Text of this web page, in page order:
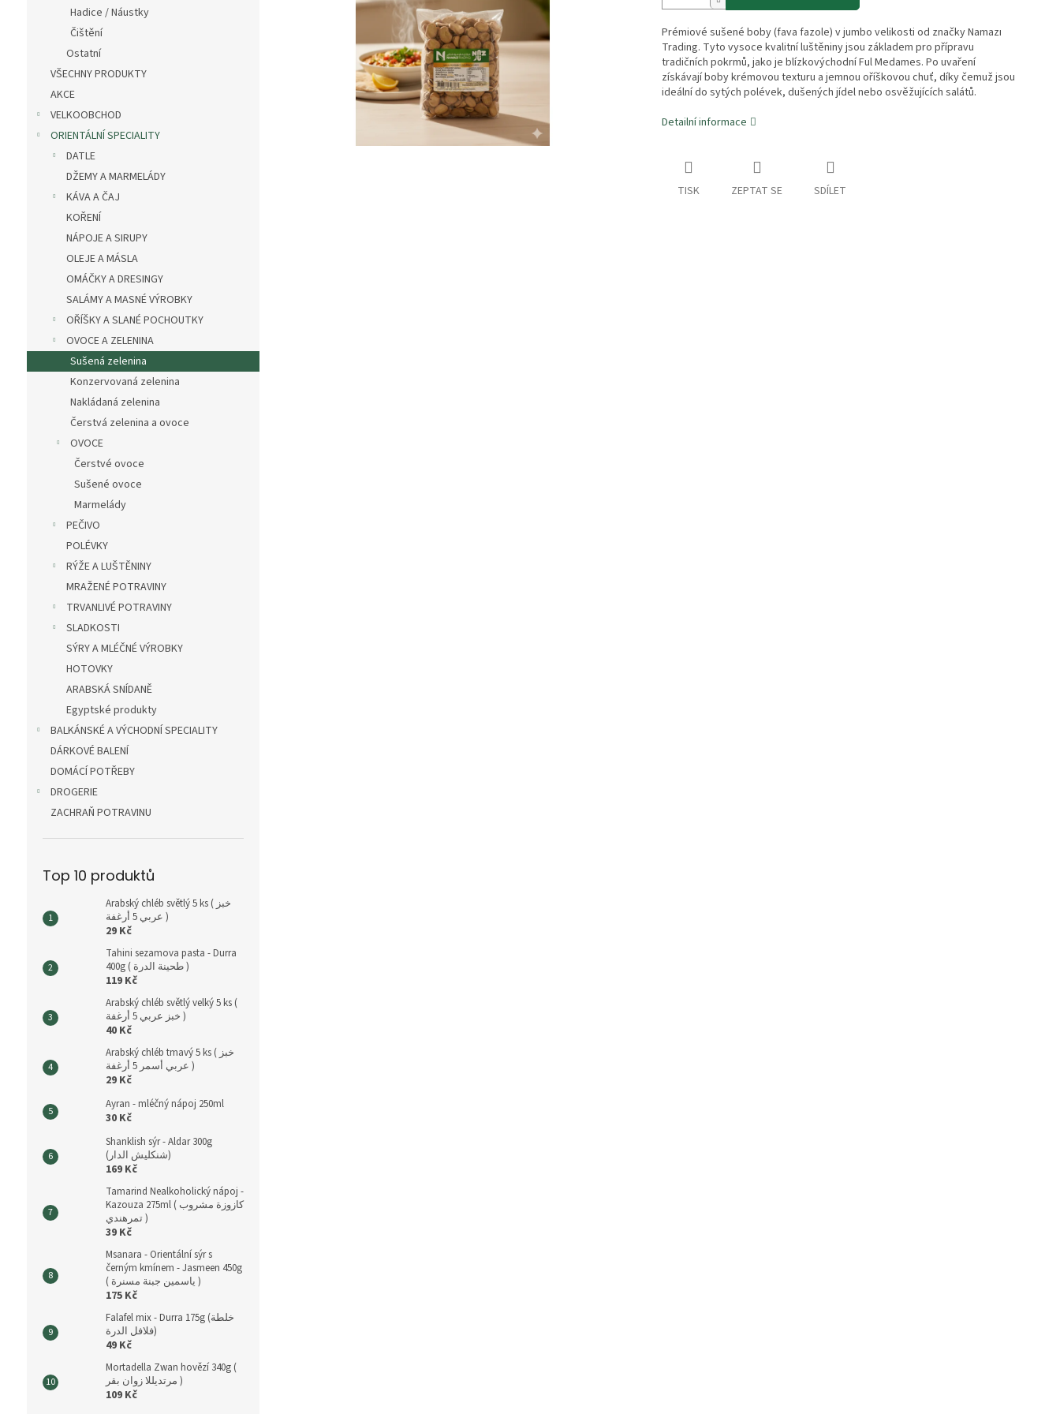
Hadice / Náustky
Čištění
Ostatní
VŠECHNY PRODUKTY
AKCE
VELKOOBCHOD
ORIENTÁLNÍ SPECIALITY
DATLE
DŽEMY A MARMELÁDY
KÁVA A ČAJ
KOŘENÍ
NÁPOJE A SIRUPY
OLEJE A MÁSLA
OMÁČKY A DRESINGY
SALÁMY A MASNÉ VÝROBKY
OŘÍŠKY A SLANÉ POCHOUTKY
OVOCE A ZELENINA
Sušená zelenina
Konzervovaná zelenina
Nakládaná zelenina
Čerstvá zelenina a ovoce
OVOCE
Čerstvé ovoce
Sušené ovoce
Marmelády
PEČIVO
POLÉVKY
RÝŽE A LUŠTĚNINY
MRAŽENÉ POTRAVINY
TRVANLIVÉ POTRAVINY
SLADKOSTI
SÝRY A MLÉČNÉ VÝROBKY
HOTOVKY
ARABSKÁ SNÍDANĚ
Egyptské produkty
BALKÁNSKÉ A VÝCHODNÍ SPECIALITY
DÁRKOVÉ BALENÍ
DOMÁCÍ POTŘEBY
DROGERIE
ZACHRAŇ POTRAVINU
Top 10 produktů
Arabský chléb světlý 5 ks ( خبز
عربي 5 أرغفة )
29 Kč
Tahini sezamova pasta - Durra
400g ( طحينة الدرة )
119 Kč
Arabský chléb světlý velký 5 ks (
خبز عربي 5 أرغفة )
40 Kč
Arabský chléb tmavý 5 ks ( خبز
عربي أسمر 5 أرغفة )
29 Kč
Ayran - mléčný nápoj 250ml
30 Kč
Shanklish sýr - Aldar 300g
(شنكليش الدار)
169 Kč
Tamarind Nealkoholický nápoj -
Kazouza 275ml ( كازوزة مشروب
تمرهندي )
39 Kč
Msanara - Orientální sýr s
černým kmínem - Jasmeen 450g
( ياسمين جبنة مسنرة )
175 Kč
Falafel mix - Durra 175g (خلطة
فلافل الدرة)
49 Kč
Mortadella Zwan hovězí 340g (
مرتديللا زوان بقر )
109 Kč
Prémiové sušené boby (fava fazole) v jumbo velikosti od značky Namazı
Trading. Tyto vysoce kvalitní luštěniny jsou základem pro přípravu
tradičních pokrmů, jako je blízkovýchodní Ful Medames. Po uvaření
získávají boby krémovou texturu a jemnou oříškovou chuť, díky čemuž jsou
ideální do sytých polévek, dušených jídel nebo osvěžujících salátů.
Detailní informace
TISK ZEPTAT SE SDÍLET